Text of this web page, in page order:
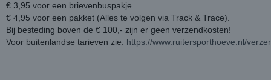
€ 3,95 voor een brievenbuspakje
€ 4,95 voor een pakket (Alles te volgen via Track & Trace).
Bij besteding boven de € 100,- zijn er geen verzendkosten!
Voor buitenlandse tarieven zie: https://www.ruitersporthoeve.nl/